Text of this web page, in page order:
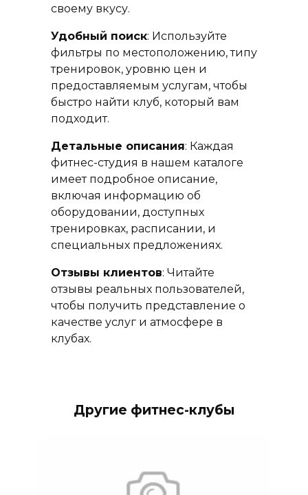
своему вкусу.
Удобный поиск: Используйте
фильтры по местоположению, типу
тренировок, уровню цен и
предоставляемым услугам, чтобы
быстро найти клуб, который вам
подходит.
Детальные описания: Каждая
фитнес-студия в нашем каталоге
имеет подробное описание,
включая информацию об
оборудовании, доступных
тренировках, расписании, и
специальных предложениях.
Отзывы клиентов: Читайте
отзывы реальных пользователей,
чтобы получить представление о
качестве услуг и атмосфере в
клубах.
Другие фитнес-клубы